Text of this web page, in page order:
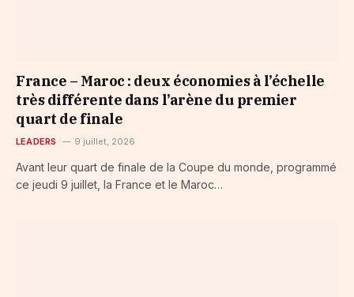
France – Maroc : deux économies à l’échelle
très différente dans l’arène du premier
quart de finale
LEADERS 9 juillet, 2026
Avant leur quart de finale de la Coupe du monde, programmé
ce jeudi 9 juillet, la France et le Maroc…